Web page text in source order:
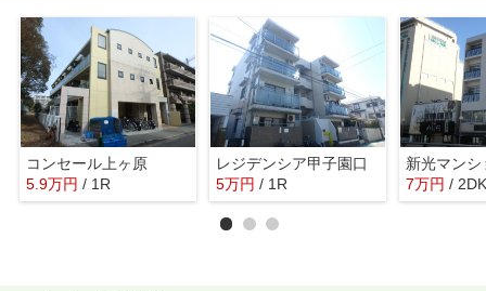
コンセール上ヶ原
5.9万円 / 1R
レジデンシア甲子園口
5万円 / 1R
新光マンシ
7万円 / 2DK